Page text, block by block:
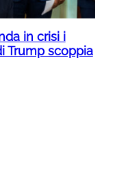
in crisi i
Trump scoppia